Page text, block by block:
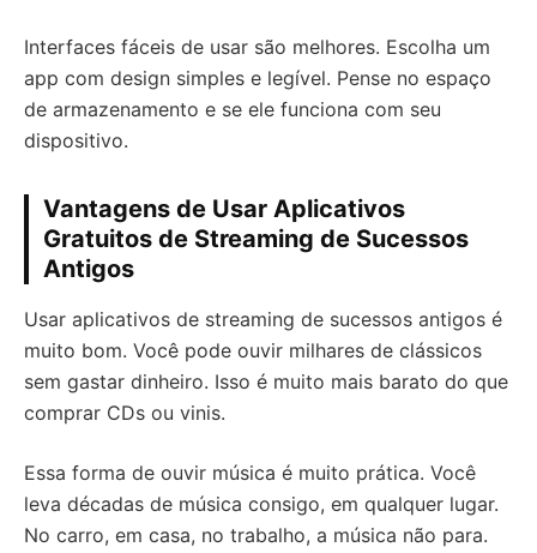
Interfaces fáceis de usar são melhores. Escolha um
app com design simples e legível. Pense no espaço
de armazenamento e se ele funciona com seu
dispositivo.
Vantagens de Usar Aplicativos
Gratuitos de Streaming de Sucessos
Antigos
Usar aplicativos de streaming de sucessos antigos é
muito bom. Você pode ouvir milhares de clássicos
sem gastar dinheiro. Isso é muito mais barato do que
comprar CDs ou vinis.
Essa forma de ouvir música é muito prática. Você
leva décadas de música consigo, em qualquer lugar.
No carro, em casa, no trabalho, a música não para.